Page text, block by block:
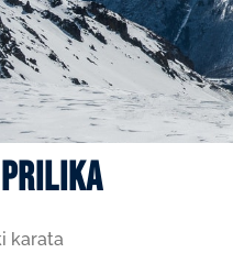
karata